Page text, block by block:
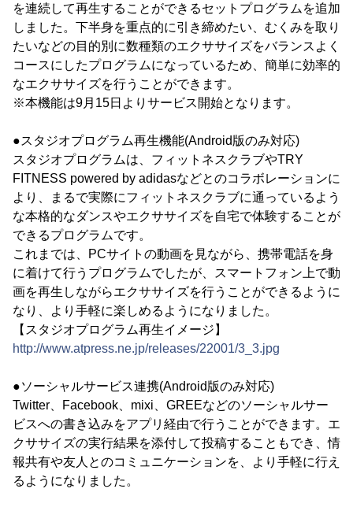
を連続して再生することができるセットプログラムを追加
しました。下半身を重点的に引き締めたい、むくみを取り
たいなどの目的別に数種類のエクササイズをバランスよく
コースにしたプログラムになっているため、簡単に効率的
なエクササイズを行うことができます。
※本機能は9月15日よりサービス開始となります。
●スタジオプログラム再生機能(Android版のみ対応)
スタジオプログラムは、フィットネスクラブやTRY
FITNESS powered by adidasなどとのコラボレーションに
より、まるで実際にフィットネスクラブに通っているよう
な本格的なダンスやエクササイズを自宅で体験することが
できるプログラムです。
これまでは、PCサイトの動画を見ながら、携帯電話を身
に着けて行うプログラムでしたが、スマートフォン上で動
画を再生しながらエクササイズを行うことができるように
なり、より手軽に楽しめるようになりました。
【スタジオプログラム再生イメージ】
http://www.atpress.ne.jp/releases/22001/3_3.jpg
●ソーシャルサービス連携(Android版のみ対応)
Twitter、Facebook、mixi、GREEなどのソーシャルサー
ビスへの書き込みをアプリ経由で行うことができます。エ
クササイズの実行結果を添付して投稿することもでき、情
報共有や友人とのコミュニケーションを、より手軽に行え
るようになりました。